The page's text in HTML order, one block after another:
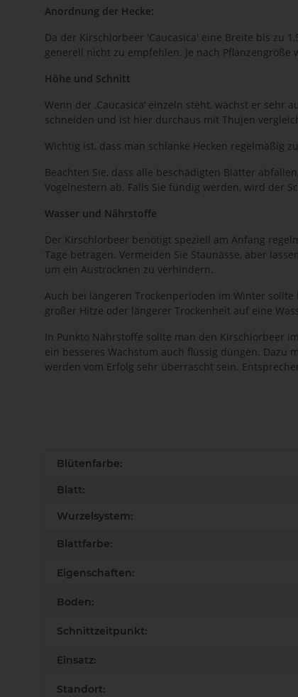
Anordnung der Hecke:
Da der Kirschlorbeer 'Caucasica' eine Breite bis zu
generell nicht zu empfehlen. Je nach
Höhe und Schnitt
Wenn der ‚Caucasica‘ einzeln steht, wächst er
schneiden und ist hier durchaus mit Thujen
Wichtig ist, dass man schlanke Hecken regelmäßig
Beachten Sie, dass alle beschädigten Blätter
Vogelnestern ab. Falls Sie fündig werden, wird der
Wasser und Nährstoffe
Der Kirschlorbeer benötigt speziell am Anfang
Tage betragen. Vermeiden Sie Staunässe, aber
um ein Austrocknen zu verhindern.
Auch bei längeren Trockenperioden im Winter
großer Hitze oder längerer Trockenheit auf eine
In Punkto Nährstoffe sollte man den Kirschlorbeer
ein besseres Wachstum auch flüssig düngen. Dazu
werden vom Erfolg sehr überrascht sein.
Produkteigenschaft
Wert
Blütenfarbe:
Blatt:
Wurzelsystem:
Blattfarbe:
Eigenschaften:
Boden:
Schnittzeitpunkt:
Einsatz:
Standort: